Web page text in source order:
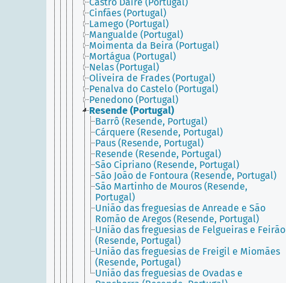
Cinfães (Portugal)
Lamego (Portugal)
Mangualde (Portugal)
Moimenta da Beira (Portugal)
Mortágua (Portugal)
Nelas (Portugal)
Oliveira de Frades (Portugal)
Penalva do Castelo (Portugal)
Penedono (Portugal)
Resende (Portugal)
Barrô (Resende, Portugal)
Cárquere (Resende, Portugal)
Paus (Resende, Portugal)
Resende (Resende, Portugal)
São Cipriano (Resende, Portugal)
São João de Fontoura (Resende, Portugal)
São Martinho de Mouros (Resende,
Portugal)
União das freguesias de Anreade e São
Romão de Aregos (Resende, Portugal)
União das freguesias de Felgueiras e Feirão
(Resende, Portugal)
União das freguesias de Freigil e Miomães
(Resende, Portugal)
União das freguesias de Ovadas e